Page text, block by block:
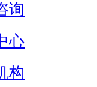
询
心
构